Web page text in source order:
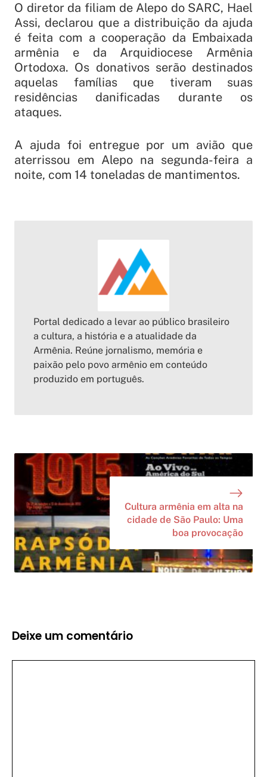
O diretor da filiam de Alepo do SARC, Hael
Assi, declarou que a distribuição da ajuda
é feita com a cooperação da Embaixada
armênia e da Arquidiocese Armênia
Ortodoxa. Os donativos serão destinados
aquelas famílias que tiveram suas
residências danificadas durante os
ataques.
A ajuda foi entregue por um avião que
aterrissou em Alepo na segunda-feira a
noite, com 14 toneladas de mantimentos.
Portal dedicado a levar ao público brasileiro
a cultura, a história e a atualidade da
Armênia. Reúne jornalismo, memória e
paixão pelo povo armênio em conteúdo
produzido em português.
Cultura armênia em alta na
cidade de São Paulo: Uma
boa provocação
Deixe um comentário